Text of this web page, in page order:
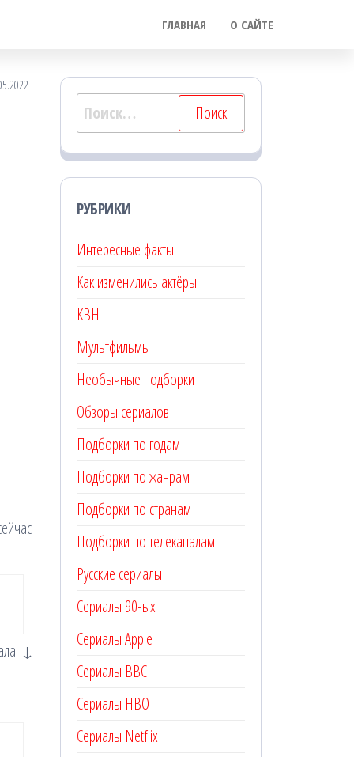
ГЛАВНАЯ О САЙТЕ
↓
Найти:
РУБРИКИ
Интересные факты
Как изменились актёры
КВН
Мультфильмы
Необычные подборки
Обзоры сериалов
Подборки по годам
Подборки по жанрам
Подборки по странам
Подборки по телеканалам
Русские сериалы
Сериалы 90-ых
Сериалы Apple
Сериалы BBC
Сериалы HBO
Сериалы Netflix